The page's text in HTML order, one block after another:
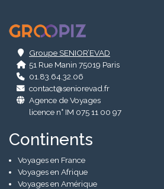
Groupe SENIOR’EVAD
51 Rue Manin 75019 Paris
01.83.64.32.06
contact@seniorevad.fr
Agence de Voyages
licence n° IM 075 11 00 97
Continents
Voyages en France
Voyages en Afrique
Voyages en Amérique